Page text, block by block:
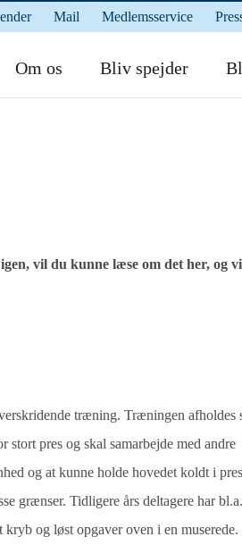
Mail Medlemsservice
Om os Bliv spejder
vil du kunne læse om det her, og
træning. Træningen afholdes
stort pres og skal samarbejde med andre
og at kunne holde hovedet koldt i
grænser. Tidligere års deltagere har bl.a.
og løst opgaver oven i en muserede.